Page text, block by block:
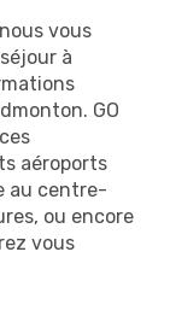
vous
à
GO
aéroports
au centre-
ou encore
vous